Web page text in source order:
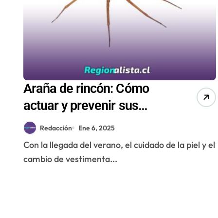
Araña de rincón: Cómo
actuar y prevenir sus
peligrosas mordeduras
Redacción Ene 6, 2025
Con la llegada del verano, el cuidado de la piel y el
cambio de vestimenta...